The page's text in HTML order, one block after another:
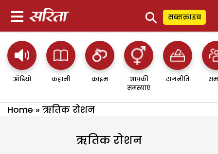
⚲ सब्सक्राइब
ऑडियो कहानी क्राइम
आपकी
समस्याएं
राजनीति
Home » ऋतिक रोशन
ऋतिक रोशन